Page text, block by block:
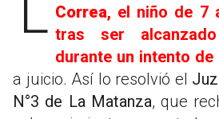
Correa, el niño de 7
tras ser
durante un intento de
a juicio. Así lo resolvió el
N°3 de La Matanza, que